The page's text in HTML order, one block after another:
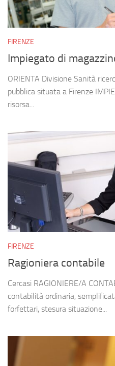
FIRENZE
Impiegato di
ORIENTA Divisione Sanità
pubblica situata a Firenze
risorsa...
FIRENZE
Ragioniera contabile
Cercasi RAGIONIERE/A
contabilità ordinaria,
forfettari, stesura situazione...